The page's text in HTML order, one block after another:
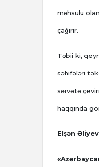
məhsulu
çağırır.
Təbii ki,
səhifələri
sərvətə
haqqında
Elşən